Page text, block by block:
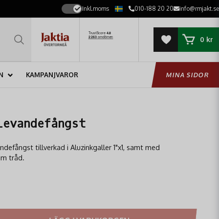
Inkl.moms 010-188 20 20 info@rmjakt.se
0 kr
KAMPANJVAROR MINA SIDOR
tillverkad i Aluzinkgaller 1"x1, samt med
tråd.